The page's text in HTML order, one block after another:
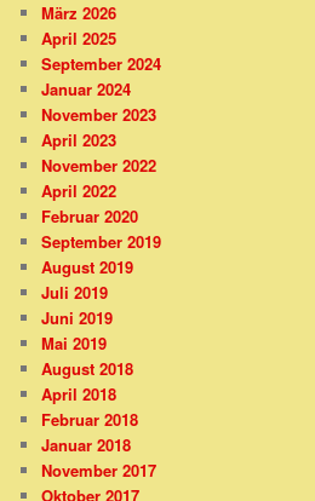
März 2026
April 2025
September 2024
Januar 2024
November 2023
April 2023
November 2022
April 2022
Februar 2020
September 2019
August 2019
Juli 2019
Juni 2019
Mai 2019
August 2018
April 2018
Februar 2018
Januar 2018
November 2017
Oktober 2017